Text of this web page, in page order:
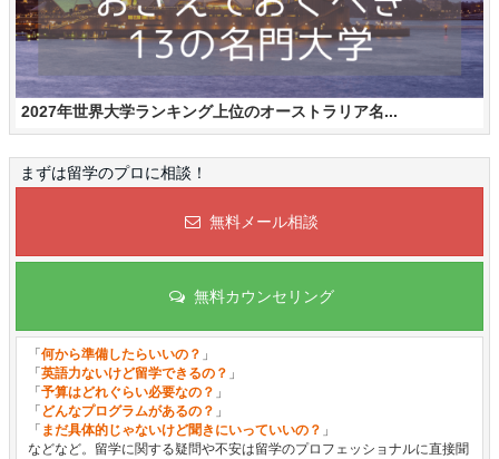
2027年世界大学ランキング上位のオーストラリア名...
まずは留学のプロに相談！
無料メール相談
無料カウンセリング
「 何から準備したらいいの？ 」
「 英語力ないけど留学できるの？ 」
「 予算はどれぐらい必要なの？ 」
「 どんなプログラムがあるの？ 」
「 まだ具体的じゃないけど聞きにいっていいの？ 」
などなど。留学に関する疑問や不安は留学のプロフェッショナルに直接聞